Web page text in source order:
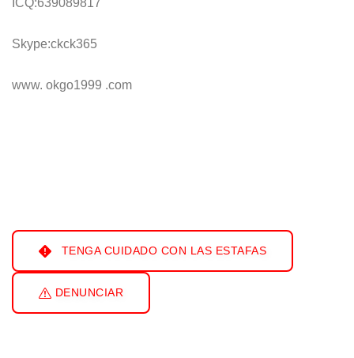
ICQ:639089817
Skype:ckck365
www. okgo1999 .com
TENGA CUIDADO CON LAS ESTAFAS
DENUNCIAR